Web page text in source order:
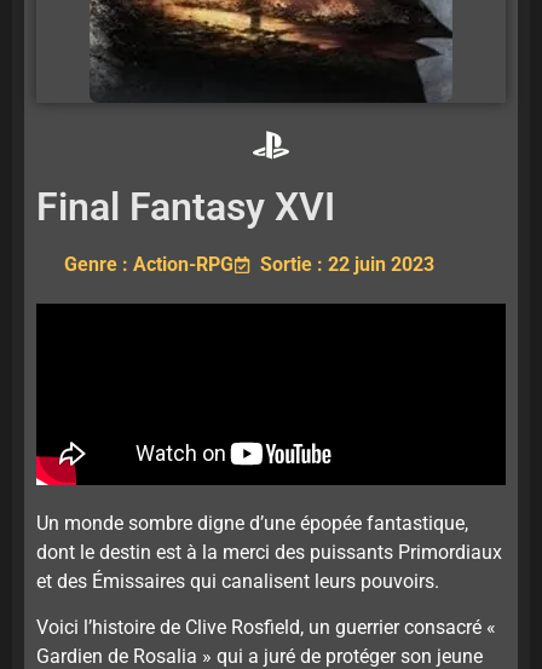
Final Fantasy XVI
Genre : Action-RPG Sortie : 22 juin 2023
Un monde sombre digne d’une épopée fantastique,
dont le destin est à la merci des puissants Primordiaux
et des Émissaires qui canalisent leurs pouvoirs.
Voici l’histoire de Clive Rosfield, un guerrier consacré «
Gardien de Rosalia » qui a juré de protéger son jeune